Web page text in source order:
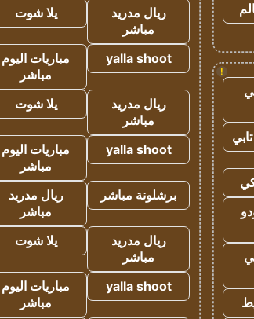
!
ريال مدريد
مباشر
يلا شوت
yalla shoot
مباريات اليوم
مباشر
ريال مدريد
مباشر
يلا شوت
yalla shoot
مباريات اليوم
مباشر
برشلونة مباشر
ريال مدريد
مباشر
ريال مدريد
مباشر
يلا شوت
yalla shoot
مباريات اليوم
مباشر